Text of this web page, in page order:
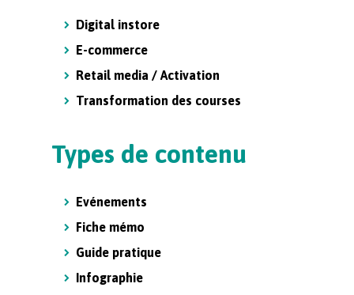
Digital instore
E-commerce
Retail media / Activation
Transformation des courses
Types de contenu
Evénements
Fiche mémo
Guide pratique
Infographie